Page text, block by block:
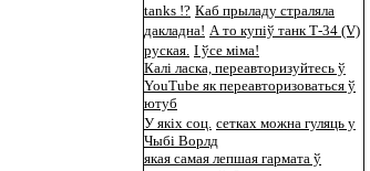
tanks !? Каб прыладу страляла
дакладна! А то купіў танк Т-34 (V)
руская. І ўсе міма!
Калі ласка, переавторизуйтесь ў
YouTube як переавторизоваться ў
ютуб
У якіх соц. сетках можна гуляць у
Чыбі Ворлд
якая самая лепшая гармата ў